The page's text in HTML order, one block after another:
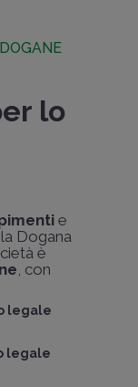
lo
e
Dogana
è
, con
legale
legale